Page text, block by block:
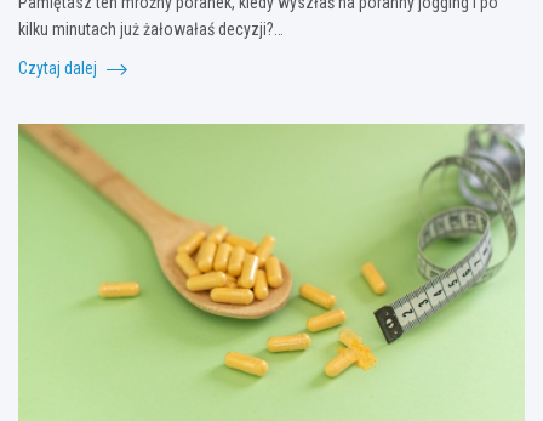
kilku minutach już żałowałaś decyzji?…
Czytaj dalej